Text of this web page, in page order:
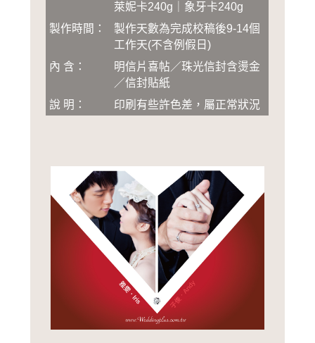
萊妮卡240g｜象牙卡240g
製作時間：
製作天數為完成校稿後9-14個
工作天(不含例假日)
內 含：
明信片喜帖／珠光信封含燙金
／信封貼紙
說 明：
印刷有些許色差，屬正常狀況